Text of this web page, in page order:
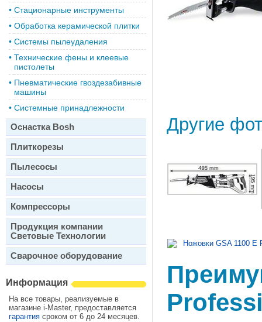
• Стационарные инструменты
• Обработка керамической плитки
• Системы пылеудаления
• Технические фены и клеевые
пистолеты
• Пневматические гвоздезабивные
машины
• Системные принадлежности
Оснастка Bosh
Плиткорезы
Пылесосы
Насосы
Компрессоры
Продукция компании
Световые Технологии
Сварочное оборудование
Информация
На все товары, реализуемые в
магазине i-Master, предоставляется
гарантия сроком от 6 до 24 месяцев.
Другие
Ножовки GSA 1100 E